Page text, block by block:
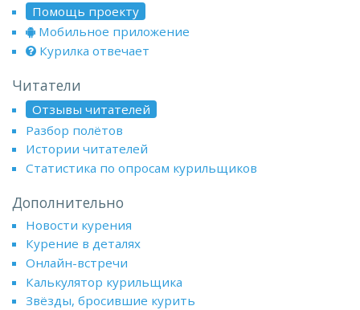
Помощь проекту
Мобильное приложение
Курилка отвечает
Читатели
Отзывы читателей
Разбор полётов
Истории читателей
Статистика по опросам курильщиков
Дополнительно
Новости курения
Курение в деталях
Онлайн-встречи
Калькулятор курильщика
Звёзды, бросившие курить